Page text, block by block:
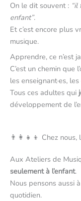
On le dit souvent :
enfant”.
Et c’est encore plus
musique.
Apprendre, ce n’est
C’est un chemin que
les enseignant·es,
Tous ces adultes qui
développement de
👨‍👩‍👧‍👦 Chez
Aux Ateliers de
seulement à l’enfant.
Nous pensons aussi
quotidien.